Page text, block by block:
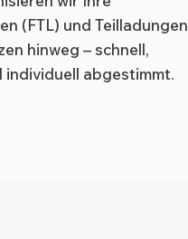
(FTL) und Teilladungen
hinweg – schnell,
abgestimmt.